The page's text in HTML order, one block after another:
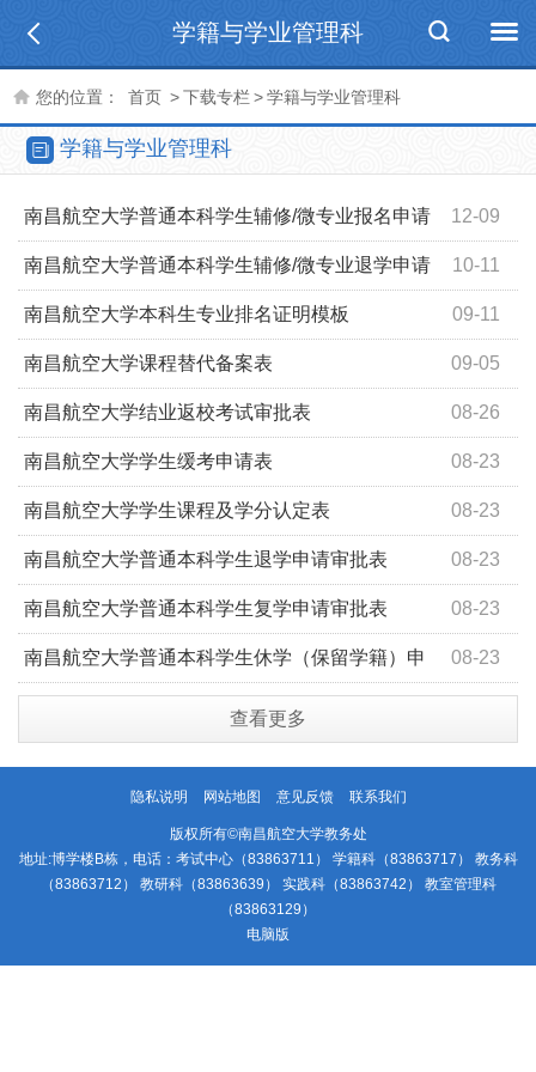
学籍与学业管理科
您的位置： 首页 >下载专栏>学籍与学业管理科
学籍与学业管理科
12-09
南昌航空大学普通本科学生辅修/微专业报名申请
审批表 10-11
南昌航空大学普通本科学生辅修/微专业退学申请
审批表 09-11
南昌航空大学本科生专业排名证明模板
09-05
南昌航空大学课程替代备案表
08-26
南昌航空大学结业返校考试审批表
08-23
南昌航空大学学生缓考申请表
08-23
南昌航空大学学生课程及学分认定表
08-23
南昌航空大学普通本科学生退学申请审批表
08-23
南昌航空大学普通本科学生复学申请审批表
08-23
南昌航空大学普通本科学生休学（保留学籍）申
查看更多
隐私说明 网站地图 意见反馈 联系我们
版权所有©南昌航空大学教务处
地址:博学楼B栋，电话：考试中心（83863711） 学籍科（83863717） 教务科
（83863712） 教研科（83863639） 实践科（83863742） 教室管理科
（83863129）
电脑版